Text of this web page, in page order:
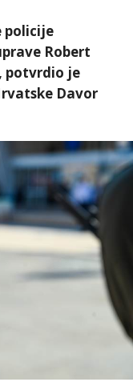
policije
Robert
potvrdio je
Davor